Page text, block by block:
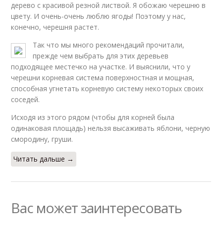
дерево с красивой резной листвой. Я обожаю черешню в
цвету. И очень-очень люблю ягоды! Поэтому у нас,
конечно, черешня растет.
Так что мы много рекомендаций прочитали,
прежде чем выбрать для этих деревьев
подходящее местечко на участке. И выяснили, что у
черешни корневая система поверхностная и мощная,
способная угнетать корневую систему некоторых своих
соседей.
Исходя из этого рядом (чтобы для корней была
одинаковая площадь) нельзя высаживать яблони, черную
смородину, груши.
Читать дальше →
Вас может заинтересовать